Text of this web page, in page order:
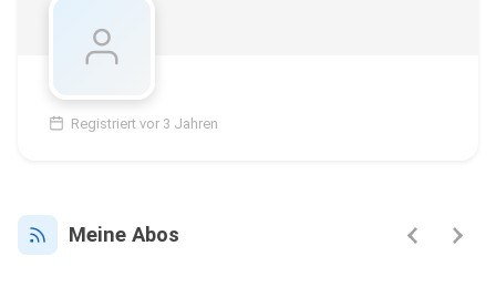
Registriert vor 3 Jahren
Meine Abos